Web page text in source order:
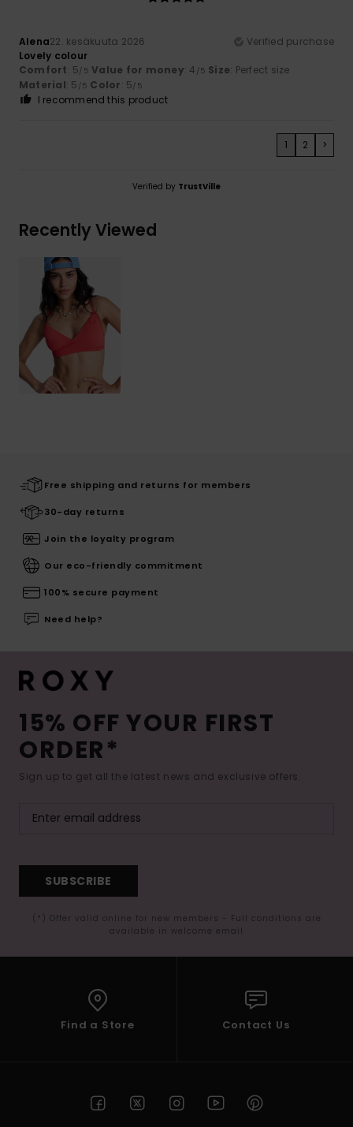
Alena22. kesäkuuta 2026
Verified purchase
Lovely colour
Comfort: 5/5 Value for money: 4 /5 Size: Perfect size
Material: 5 /5 Color: 5/5
I recommend this product
1 2 >
Verified by TrustVille
Recently Viewed
Free shipping and returns for members
30-day returns
Join the loyalty program
Our eco-friendly commitment
100% secure payment
Need help?
15% OFF YOUR FIRST
ORDER*
Sign up to get all the latest news and exclusive offers.
SUBSCRIBE
(*) Offer valid online for new members - Full conditions are
available in welcome email
Find a Store Contact Us